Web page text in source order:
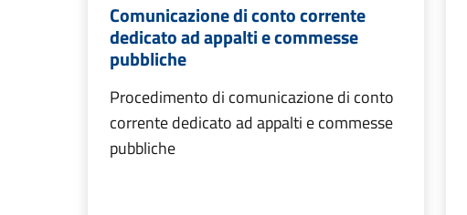
Comunicazione di conto corrente
dedicato ad appalti e commesse
pubbliche
Procedimento di comunicazione di conto
corrente dedicato ad appalti e commesse
pubbliche